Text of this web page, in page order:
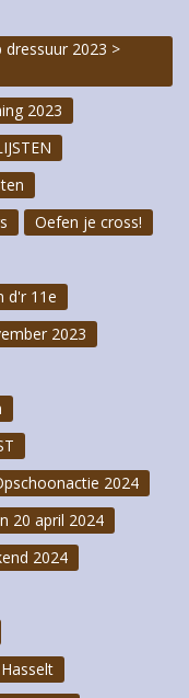
dressuur 2023 >
2023
Oefen je cross!
d'r 11e
2023
2024
20 april 2024
2024